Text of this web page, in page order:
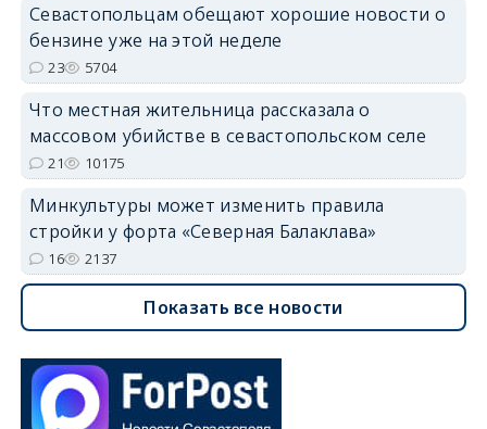
Севастопольцам обещают хорошие новости о
бензине уже на этой неделе
23 5704
Что местная жительница рассказала о
массовом убийстве в севастопольском селе
21 10175
Минкультуры может изменить правила
стройки у форта «Северная Балаклава»
16 2137
Показать все новости